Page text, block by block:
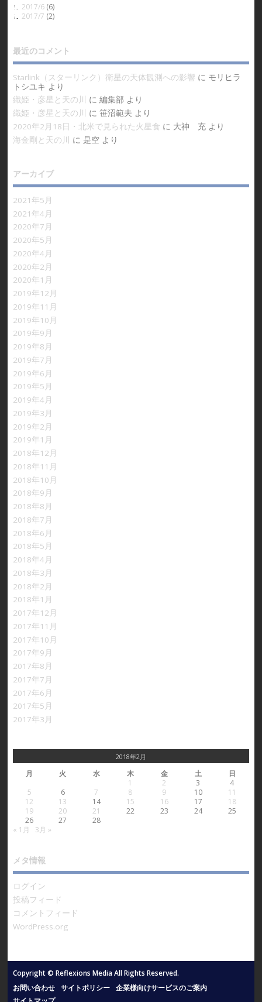
2017/6(6)
2017/7 (2)
最近のコメント
Starlink（スターリンク）衛星の天体観測への影響 に モリヒラ
トシユキ より
織姫・彦星と天の川
に 編集部 より
織姫・彦星と天の川
に 笹沼範夫 より
2020年2月18日・北米で見られた火星食 に 大神 充より
海金剛と天の川
に 是空より
アーカイブ
2021年5月
2021年4月
2020年7月
2020年5月
2020年4月
2020年2月
2020年1月
2019年12月
2019年11月
2019年10月
2019年9月
2019年8月
2019年7月
2019年6月
2019年5月
2019年4月
2019年3月
2019年2月
2019年1月
2018年12月
2018年11月
2018年10月
2018年9月
2018年8月
2018年7月
2018年6月
2018年5月
2018年4月
2018年3月
2018年2月
2018年1月
2017年12月
2017年11月
2017年10月
2017年9月
2017年8月
2017年7月
2017年6月
2017年5月
2017年3月
2018年2月
月 火 水 木 金 土
日
1
2 3
4
5
6 7 8 9 10
11
12
13 14 15 16 17
18
19
20 21 22 23 24
25
26
27
28
« 1月
3月 »
メタ情報
ログイン
投稿フィード
コメントフィード
WordPress.org
Copyright © Reflexions Media All Rights Reserved.
お問い合わせ サイトポリシー 企業様向けサービスのご案内